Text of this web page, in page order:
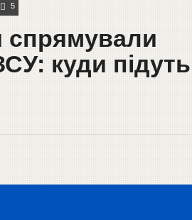
5
спрямували
куди підуть